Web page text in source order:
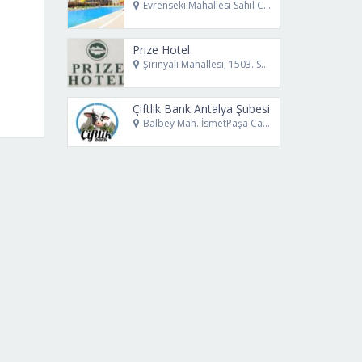
Evrenseki Mahallesi Sahil Caddesi No:12 Manavgat Antalya
Prize Hotel
Şirinyalı Mahallesi, 1503. Sk. No:4 Muratpaşa Antalya
Çiftlik Bank Antalya Şubesi
Balbey Mah. İsmetPaşa Cad. No 16 Muratpaşa - Antalya